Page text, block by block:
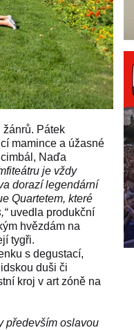
Pátek
mamince a úžasné
Naďa
je vždy
dorazí legendární
Quartetem, které
uvedla produkční
hvězdám na
tygři.
s degustací,
duši či
kroj v art zóně na
především oslavou